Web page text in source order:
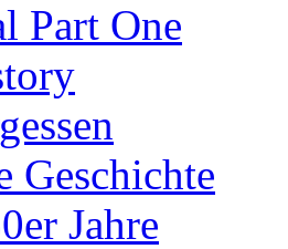
Part One
Geschichte
Jahre